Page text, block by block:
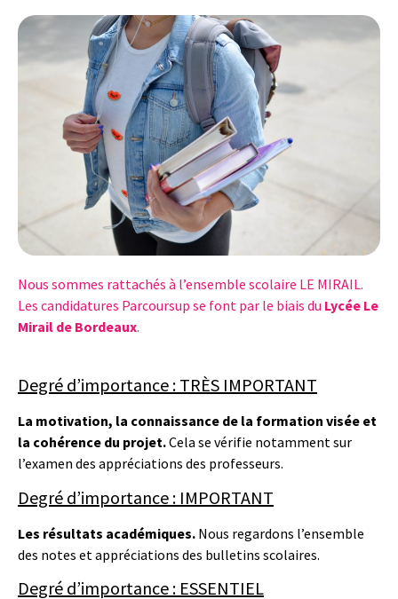
Nous sommes rattachés à l’ensemble scolaire LE MIRAIL.
Les candidatures Parcoursup se font par le biais du Lycée Le
Mirail de Bordeaux.
Degré d’importance : TRÈS IMPORTANT
La motivation, la connaissance de la formation visée et
la cohérence du projet.Cela se vérifie notamment sur
l’examen des appréciations des professeurs.
Degré d’importance : IMPORTANT
Les résultats académiques. Nous regardons l’ensemble
des notes et appréciations des bulletins scolaires.
Degré d’importance : ESSENTIEL